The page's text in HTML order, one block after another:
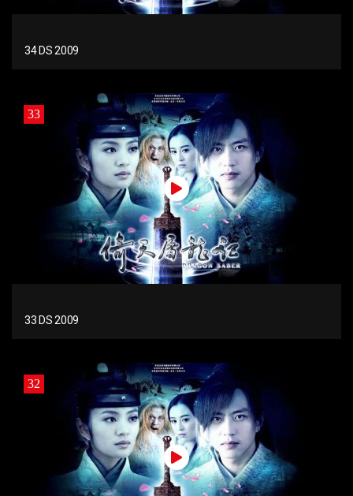
34 DS 2009
33
33 DS 2009
32